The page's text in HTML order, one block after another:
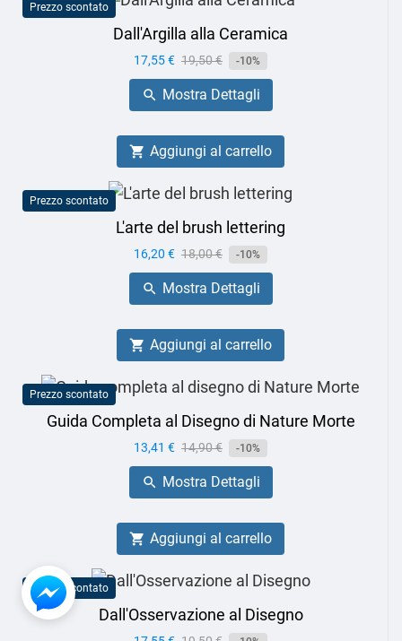
Prezzo scontato
Dall'Argilla alla Ceramica
Prezzo
17,55 € Prezzo
base
19,50 € -10%
 Mostra Dettagli
 Aggiungi al carrello
Prezzo scontato
L'arte del brush lettering
Prezzo
16,20 € Prezzo
base
18,00 € -10%
 Mostra Dettagli
 Aggiungi al carrello
Prezzo scontato
Guida Completa al Disegno di Nature Morte
Prezzo
13,41 € Prezzo
base
14,90 € -10%
 Mostra Dettagli
 Aggiungi al carrello
Prezzo scontato
Dall'Osservazione al Disegno